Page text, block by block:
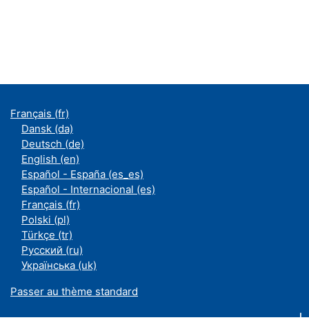
Français ‎(fr)‎
Dansk ‎(da)‎
Deutsch ‎(de)‎
English ‎(en)‎
Español - España ‎(es_es)‎
Español - Internacional ‎(es)‎
Français ‎(fr)‎
Polski ‎(pl)‎
Türkçe ‎(tr)‎
Русский ‎(ru)‎
Українська ‎(uk)‎
Passer au thème standard